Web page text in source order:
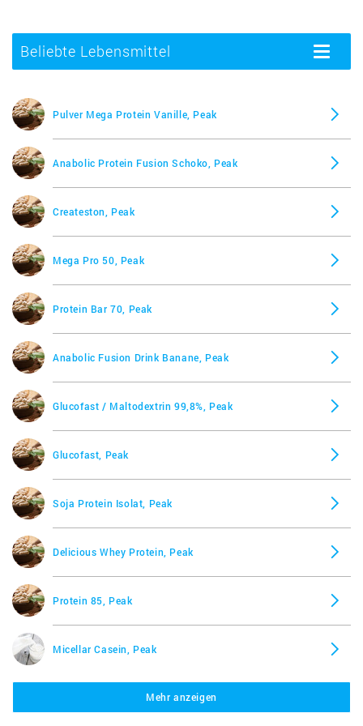
Beliebte Lebensmittel
Toggle
Pulver Mega Protein Vanille, Peak
Anabolic Protein Fusion Schoko, Peak
Createston, Peak
Mega Pro 50, Peak
Protein Bar 70, Peak
Anabolic Fusion Drink Banane, Peak
Glucofast / Maltodextrin 99,8%, Peak
Glucofast, Peak
Soja Protein Isolat, Peak
Delicious Whey Protein, Peak
Protein 85, Peak
Micellar Casein, Peak
Mehr anzeigen